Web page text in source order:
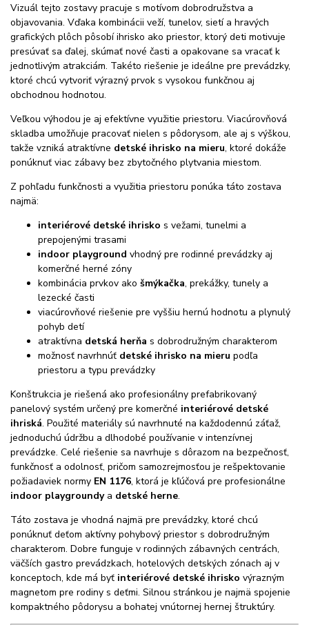
Vizuál tejto zostavy pracuje s motívom dobrodružstva a
objavovania. Vďaka kombinácii veží, tunelov, sietí a hravých
grafických plôch pôsobí ihrisko ako priestor, ktorý deti motivuje
presúvať sa ďalej, skúmať nové časti a opakovane sa vracať k
jednotlivým atrakciám. Takéto riešenie je ideálne pre prevádzky,
ktoré chcú vytvoriť výrazný prvok s vysokou funkčnou aj
obchodnou hodnotou.
Veľkou výhodou je aj efektívne využitie priestoru. Viacúrovňová
skladba umožňuje pracovať nielen s pôdorysom, ale aj s výškou,
takže vzniká atraktívne detské ihrisko na mieru, ktoré dokáže
ponúknuť viac zábavy bez zbytočného plytvania miestom.
Z pohľadu funkčnosti a využitia priestoru ponúka táto zostava
najmä:
interiérové detské ihrisko s vežami, tunelmi a
prepojenými trasami
indoor playground vhodný pre rodinné prevádzky aj
komerčné herné zóny
kombinácia prvkov ako šmýkačka, prekážky, tunely a
lezecké časti
viacúrovňové riešenie pre vyššiu hernú hodnotu a plynulý
pohyb detí
atraktívna detská herňa s dobrodružným charakterom
možnosť navrhnúť detské ihrisko na mieru podľa
priestoru a typu prevádzky
Konštrukcia je riešená ako profesionálny prefabrikovaný
panelový systém určený pre komerčné interiérové detské
ihriská. Použité materiály sú navrhnuté na každodennú záťaž,
jednoduchú údržbu a dlhodobé používanie v intenzívnej
prevádzke. Celé riešenie sa navrhuje s dôrazom na bezpečnosť,
funkčnosť a odolnosť, pričom samozrejmosťou je rešpektovanie
požiadaviek normy EN 1176, ktorá je kľúčová pre profesionálne
indoor playgroundya detské herne.
Táto zostava je vhodná najmä pre prevádzky, ktoré chcú
ponúknuť deťom aktívny pohybový priestor s dobrodružným
charakterom. Dobre funguje v rodinných zábavných centrách,
väčších gastro prevádzkach, hotelových detských zónach aj v
konceptoch, kde má byť interiérové detské ihrisko výrazným
magnetom pre rodiny s deťmi. Silnou stránkou je najmä spojenie
kompaktného pôdorysu a bohatej vnútornej hernej štruktúry.